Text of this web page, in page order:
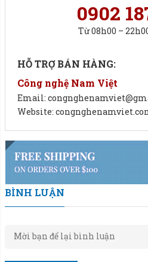
sản xuất
0902
Từ 08h00 –
HỖ TRỢ BÁN HÀNG:
Công nghệ Nam Việt
Email:
Website:
BÌNH LUẬN